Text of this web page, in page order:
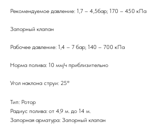
Рекомендуемое давление: 1,7 – 4,5бар; 170 – 450 кПа
Запорный клапан
Рабочее давление: 1,4 – 7 бар; 140 – 700 кПа
Норма полива: 10 мм/ч приблизительно
Угол наклона струи: 25º
Тип: Ротор
Радиус полива: от 4,9 м. до 14 м.
Запорная арматура: Запорный клапан